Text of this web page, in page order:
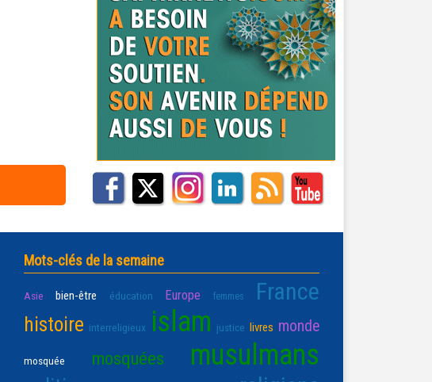
Mots-clés de la semaine
Asie bien-être éducation Europe femmes France
histoire interreligieux islam justice livres monde
mosquée mosquées musulmans